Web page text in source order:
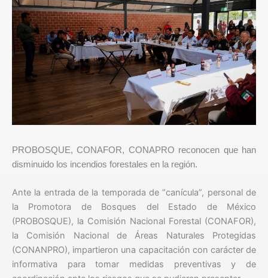
PROBOSQUE, CONAFOR, CONAPRO reconocen que han
disminuido los incendios forestales en la región.
Ante la entrada de la temporada de “canícula”, personal de
la Promotora de Bosques del Estado de México
(PROBOSQUE), la Comisión Nacional Forestal (CONAFOR),
la Comisión Nacional de Áreas Naturales Protegidas
(CONANPRO), impartieron una capacitación con carácter de
informativa para tomar medidas preventivas y de